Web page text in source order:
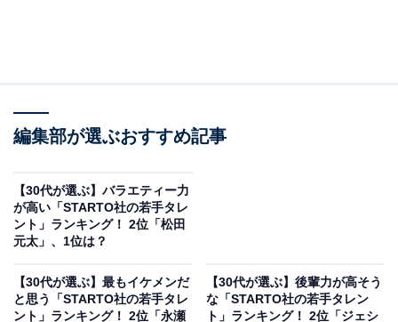
編集部が選ぶおすすめ記事
【30代が選ぶ】バラエティー力
が高い「STARTO社の若手タレ
ント」ランキング！ 2位「松田
元太」、1位は？
【30代が選ぶ】最もイケメンだ
と思う「STARTO社の若手タレ
ント」ランキング！ 2位「永瀬
【30代が選ぶ】後輩力が高そう
な「STARTO社の若手タレン
ト」ランキング！ 2位「ジェシ